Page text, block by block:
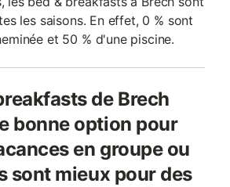
les saisons. En effet, 0 % sont
et 50 % d'une piscine.
de Brech
bonne option pour
en groupe ou
sont mieux pour des